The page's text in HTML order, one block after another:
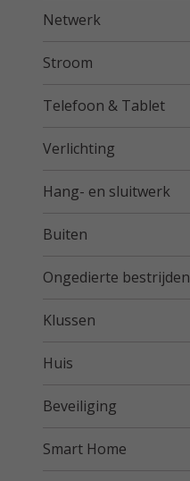
Netwerk
Stroom
Telefoon & Tablet
Verlichting
Hang- en sluitwerk
Buiten
Ongedierte bestrijden
Klussen
Huis
Beveiliging
Smart Home